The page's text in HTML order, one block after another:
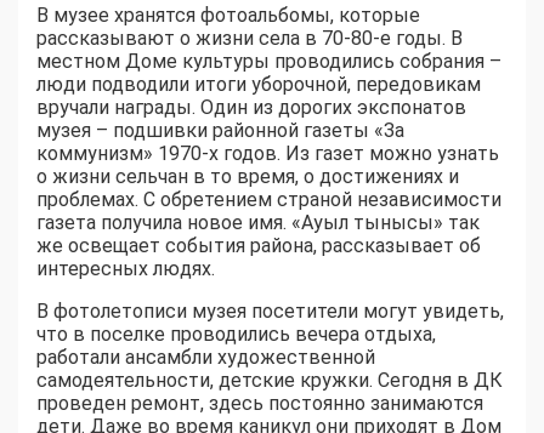
В музее хранятся фотоальбомы, которые
рассказывают о жизни села в 70-80-е годы. В
местном Доме культуры проводились собрания –
люди подводили итоги уборочной, передовикам
вручали награды. Один из дорогих экспонатов
музея – подшивки районной газеты «За
коммунизм» 1970-х годов. Из газет можно узнать
о жизни сельчан в то время, о достижениях и
проблемах. С обретением страной независимости
газета получила новое имя. «Ауыл тынысы» так
же освещает события района, рассказывает об
интересных людях.
В фотолетописи музея посетители могут увидеть,
что в поселке проводились вечера отдыха,
работали ансамбли художественной
самодеятельности, детские кружки. Сегодня в ДК
проведен ремонт, здесь постоянно занимаются
дети. Даже во время каникул они приходят в Дом